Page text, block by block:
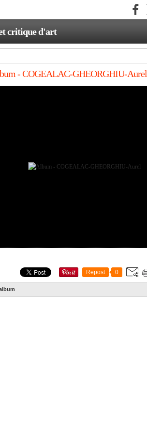
critique d'art
- COGEALAC-GHEORGHIU-Aurel
Repost 0